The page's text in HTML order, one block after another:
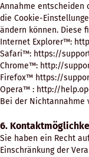
Annahme entscheiden
die Cookie-
ändern können. Diese
Internet Explorer™:
Safari™: https://
Chrome™: http://
Firefox™ https://
Opera™ : http://
Bei der Nichtannahme
6.
Sie haben ein Recht
Einschränkung der